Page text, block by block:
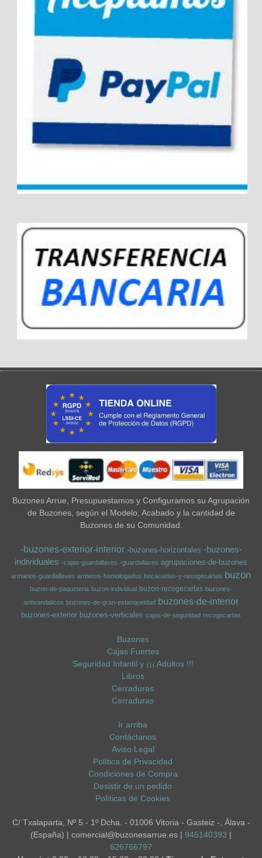
Buzones Arrue, Presupuestamos y Configuramos su Agrupación
de Buzones, según el Modelo, Acabado y la cantidad de
Buzones de su Comunidad.
-buzones-exterior-interior -buzones-horizontales -buzones-
individuales -cajas-guardallaves -guardallaves agrupaciones-de-buzones
armarios-guardallaves armeros-homologados bocacartas-y-recogecartas buzon
buzon-de-paqueteria buzon-individual buzon-recogecartas buzones-
antivandalicos buzones-de-gran-estanqueidad buzones-de-interior
buzones-exterior buzones-verticales cajas-de-seguridad recogecartas
Buzones
Cajas Fuertes
Seguridad Infantil y ¡¡¡ Adultos !!!
Libros
Cerraduras
Cerraduras
Ir arriba
Contáctanos
Aviso Legal
Política de Privacidad
Condiciones de Compra
Desistir de un pedido
Políticas de Cookies
C/ Txalaparta, Nº 5 - 1º Dcha. - 01006 Vitoria - Gasteiz -, Álava -
(España) | comercial@buzonesarrue.es | 945140393 |
626766797